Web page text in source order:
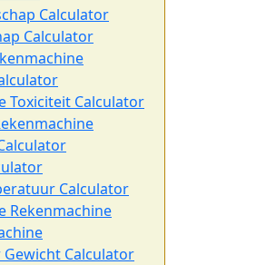
Calculator
Calculator
Toxiciteit Calculator
Calculator
Rekenmachine
Calculator